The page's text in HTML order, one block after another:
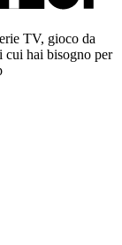
TV, gioco da
cui hai bisogno per